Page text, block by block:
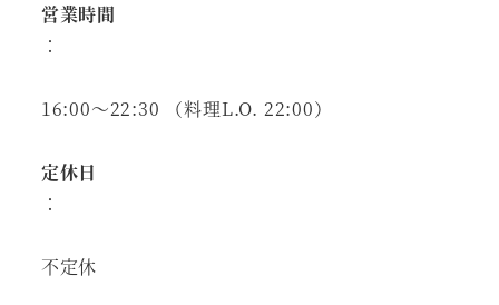
営業時間
：
16:00～22:30 （料理L.O. 22:00）
定休日
：
不定休